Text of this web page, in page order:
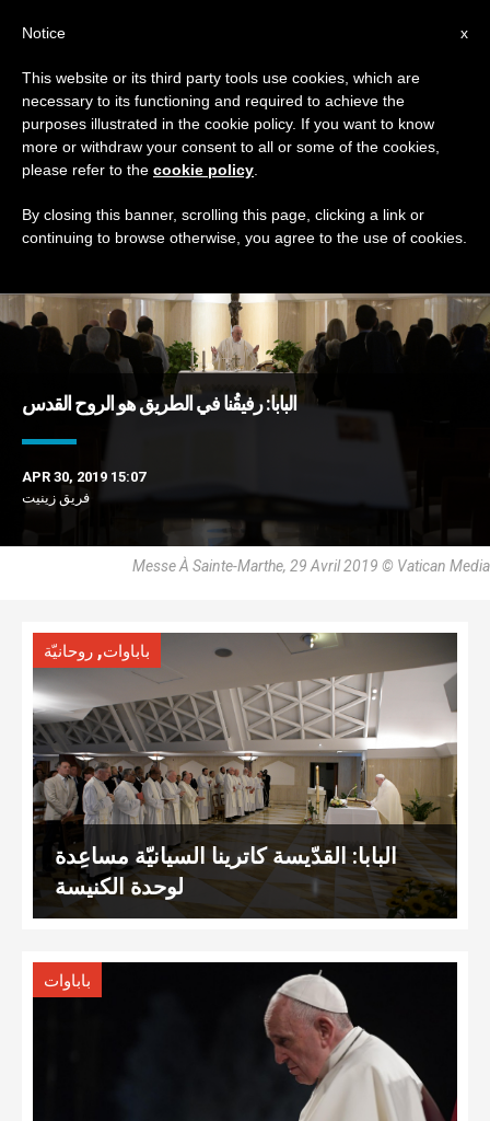
MONTH
April, 2019
DERNIÈRES NOUVELLES
البابا: رفيقُنا في الطريق هو الروح القدس
APR 30, 2019 15:07
فريق زينيت
Messe À Sainte-Marthe, 29 Avril 2019 © Vatican Media
باباوات, روحانيّة
البابا: القدّيسة كاترينا السيانيّة مساعِدة
لوحدة الكنيسة
باباوات
x
Notice
This website or its third party tools use cookies, which are
necessary to its functioning and required to achieve the
purposes illustrated in the cookie policy. If you want to know
more or withdraw your consent to all or some of the cookies,
please refer to the cookie policy
By closing this banner, scrolling this page, clicking a link or
continuing to browse otherwise, you agree to the use of cookies.